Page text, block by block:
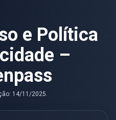
e Política
–
14/11/2025.